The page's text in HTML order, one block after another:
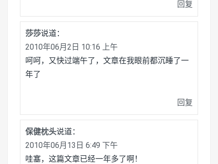
回复
莎莎说道：
2010年06月2日 10:16 上午
呵呵，又快过端午了，文章在我眼前都沉睡了一
年了
回复
保健枕头说道：
2010年06月13日 6:49 下午
哇塞，这篇文章已经一年多了啊！